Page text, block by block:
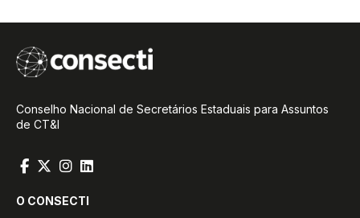
Conselho Nacional de Secretários Estaduais para Assuntos
de CT&I
O CONSECTI